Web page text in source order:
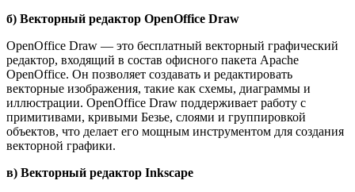
б) Векторный редактор OpenOffice Draw
OpenOffice Draw — это бесплатный векторный графический
редактор, входящий в состав офисного пакета Apache
OpenOffice. Он позволяет создавать и редактировать
векторные изображения, такие как схемы, диаграммы и
иллюстрации. OpenOffice Draw поддерживает работу с
примитивами, кривыми Безье, слоями и группировкой
объектов, что делает его мощным инструментом для создания
векторной графики.
в) Векторный редактор Inkscape